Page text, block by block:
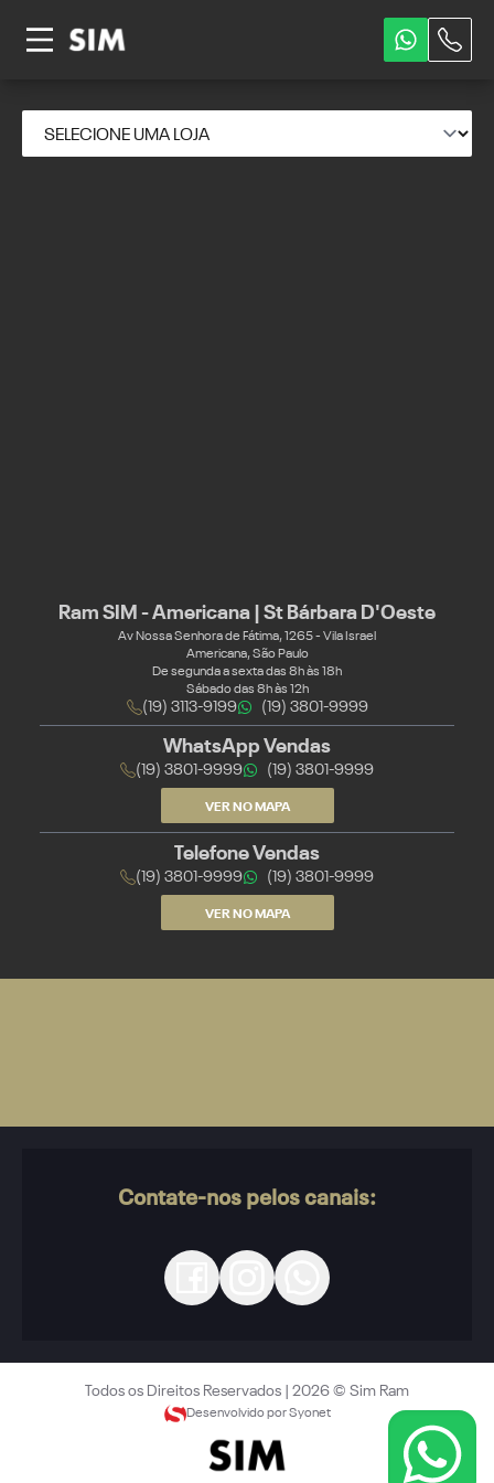
CONHEÇA NOSSA LOJA:
Ram SIM - Americana | St Bárbara D'Oeste
Av Nossa Senhora de Fátima, 1265 - Vila Israel
Americana, São Paulo
De segunda a sexta das 8h às 18h
Sábado das 8h às 12h
(19) 3113-9199 (19) 3801-9999
WhatsApp Vendas
(19) 3801-9999 (19) 3801-9999
VER NO MAPA
Telefone Vendas
(19) 3801-9999 (19) 3801-9999
VER NO MAPA
Contate-nos pelos canais:
Todos os Direitos Reservados | 2026 © Sim Ram
Desenvolvido por Syonet